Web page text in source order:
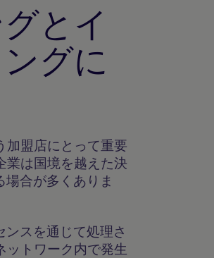
とイ
グに
加盟店にとって重要
業は国境を越えた決
合が多くありま
ンスを通じて処理さ
ットワーク内で発生